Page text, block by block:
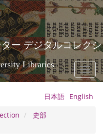
ー デジタルコレクシ
Libraries
Toggle
日本語 English
史部